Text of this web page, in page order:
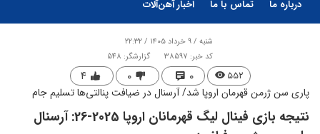
درباره ما تماس با ما اخبار آهن‌آلات
شنبه / ۹ خرداد ۱۴۰۵ / ۲۲:۳۲
کد خبر: 38597
گزارشگر: 548
۵۵۲ ۰ ۰ ۴
پاری سن ژرمن قهرمان اروپا شد/ آرسنال در ضیافت پنالتی‌ها تسلیم جام
نتیجه بازی فینال لیگ قهرمانان اروپا 2025-26: آرسنال